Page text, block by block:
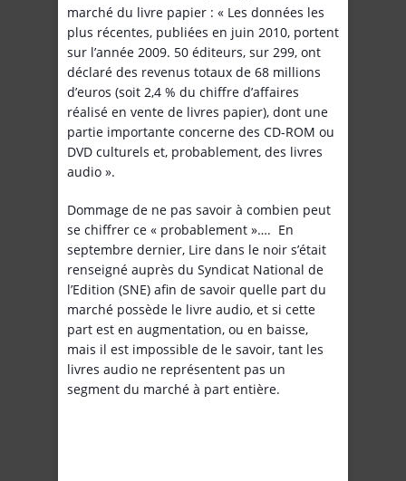
marché du livre papier : « Les données les
plus récentes, publiées en juin 2010, portent
sur l’année 2009. 50 éditeurs, sur 299, ont
déclaré des revenus totaux de 68 millions
d’euros (soit 2,4 % du chiffre d’affaires
réalisé en vente de livres papier), dont une
partie importante concerne des CD-ROM ou
DVD culturels et, probablement, des livres
audio ».
Dommage de ne pas savoir à combien peut
se chiffrer ce « probablement »…. En
septembre dernier, Lire dans le noir s’était
renseigné auprès du Syndicat National de
l’Edition (SNE) afin de savoir quelle part du
marché possède le livre audio, et si cette
part est en augmentation, ou en baisse,
mais il est impossible de le savoir, tant les
livres audio ne représentent pas un
segment du marché à part entière.